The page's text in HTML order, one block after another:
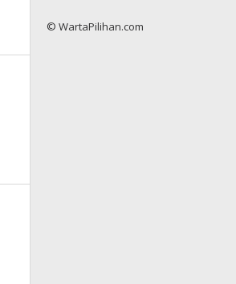
© WartaPilihan.com